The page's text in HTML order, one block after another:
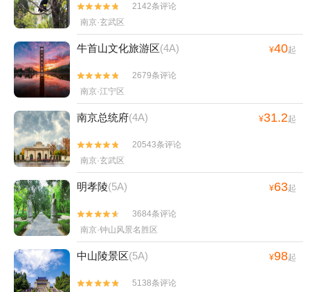


2142条评论
南京·玄武区
牛首山文化旅游区(4A) ¥40起


2679条评论
南京·江宁区
南京总统府(4A) ¥31.2起


20543条评论
南京·玄武区
明孝陵(5A) ¥63起


3684条评论
南京·钟山风景名胜区
中山陵景区(5A) ¥98起

 5138条评论